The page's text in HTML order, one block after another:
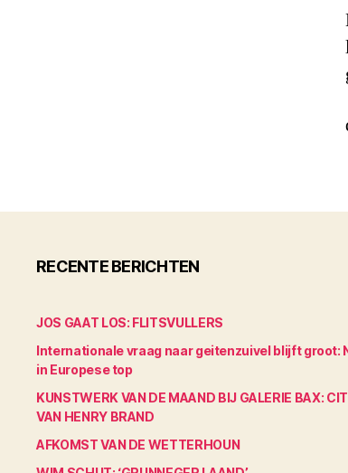
RECENTE BERICHTEN
JOS GAAT LOS: FLITSVULLERS
Internationale vraag naar geitenzuivel blijft groot:
in Europese top
KUNSTWERK VAN DE MAAND BIJ GALERIE BAX:
VAN HENRY BRAND
AFKOMST VAN DE WETTERHOUN